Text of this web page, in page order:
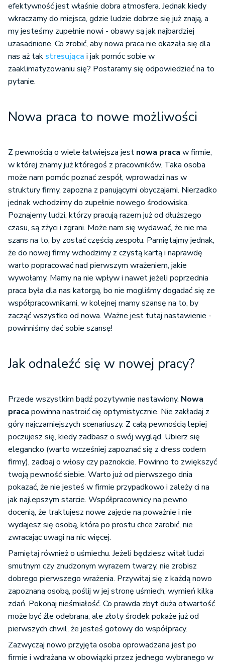
efektywność jest właśnie dobra atmosfera. Jednak kiedy
wkraczamy do miejsca, gdzie ludzie dobrze się już znają, a
my jesteśmy zupełnie nowi - obawy są jak najbardziej
uzasadnione. Co zrobić, aby nowa praca nie okazała się dla
nas aż tak stresująca i jak pomóc sobie w
zaaklimatyzowaniu się? Postaramy się odpowiedzieć na to
pytanie.
Nowa praca to nowe możliwości
Z pewnością o wiele łatwiejsza jest nowa praca w firmie,
w której znamy już któregoś z pracowników. Taka osoba
może nam pomóc poznać zespół, wprowadzi nas w
struktury firmy, zapozna z panującymi obyczajami. Nierzadko
jednak wchodzimy do zupełnie nowego środowiska.
Poznajemy ludzi, którzy pracują razem już od dłuższego
czasu, są zżyci i zgrani. Może nam się wydawać, że nie ma
szans na to, by zostać częścią zespołu. Pamiętajmy jednak,
że do nowej firmy wchodzimy z czystą kartą i naprawdę
warto popracować nad pierwszym wrażeniem, jakie
wywołamy. Mamy na nie wpływ i nawet jeżeli poprzednia
praca była dla nas katorgą, bo nie mogliśmy dogadać się ze
współpracownikami, w kolejnej mamy szansę na to, by
zacząć wszystko od nowa. Ważne jest tutaj nastawienie -
powinniśmy dać sobie szansę!
Jak odnaleźć się w nowej pracy?
Przede wszystkim bądź pozytywnie nastawiony. Nowa
praca powinna nastroić cię optymistycznie. Nie zakładaj z
góry najczarniejszych scenariuszy. Z całą pewnością lepiej
poczujesz się, kiedy zadbasz o swój wygląd. Ubierz się
elegancko (warto wcześniej zapoznać się z dress codem
firmy), zadbaj o włosy czy paznokcie. Powinno to zwiększyć
twoją pewność siebie. Warto już od pierwszego dnia
pokazać, że nie jesteś w firmie przypadkowo i zależy ci na
jak najlepszym starcie. Współpracownicy na pewno
docenią, że traktujesz nowe zajęcie na poważnie i nie
wydajesz się osobą, która po prostu chce zarobić, nie
zwracając uwagi na nic więcej.
Pamiętaj również o uśmiechu. Jeżeli będziesz witał ludzi
smutnym czy znudzonym wyrazem twarzy, nie zrobisz
dobrego pierwszego wrażenia. Przywitaj się z każdą nowo
zapoznaną osobą, poślij w jej stronę uśmiech, wymień kilka
zdań. Pokonaj nieśmiałość. Co prawda zbyt duża otwartość
może być źle odebrana, ale złoty środek pokaże już od
pierwszych chwil, że jesteś gotowy do współpracy.
Zazwyczaj nowo przyjęta osoba oprowadzana jest po
firmie i wdrażana w obowiązki przez jednego wybranego w